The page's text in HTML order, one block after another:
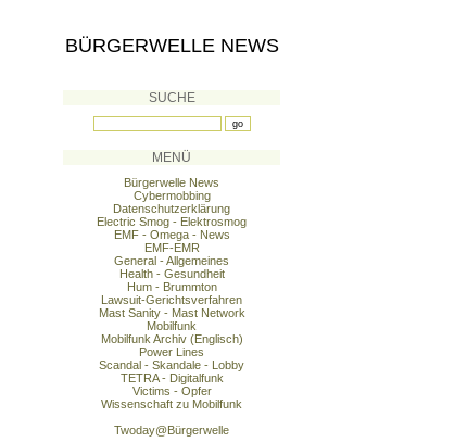
BÜRGERWELLE NEWS
SUCHE
MENÜ
Bürgerwelle News
Cybermobbing
Datenschutzerklärung
Electric Smog - Elektrosmog
EMF - Omega - News
EMF-EMR
General - Allgemeines
Health - Gesundheit
Hum - Brummton
Lawsuit-Gerichtsverfahren
Mast Sanity - Mast Network
Mobilfunk
Mobilfunk Archiv (Englisch)
Power Lines
Scandal - Skandale - Lobby
TETRA - Digitalfunk
Victims - Opfer
Wissenschaft zu Mobilfunk
Twoday@Bürgerwelle